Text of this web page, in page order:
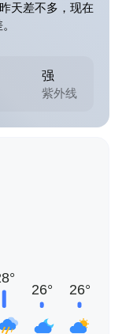
天差不多，现在
强
紫外线